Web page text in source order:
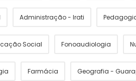
Administração - Irati
Social Fonoaudiologia
Farmácia Geografia -